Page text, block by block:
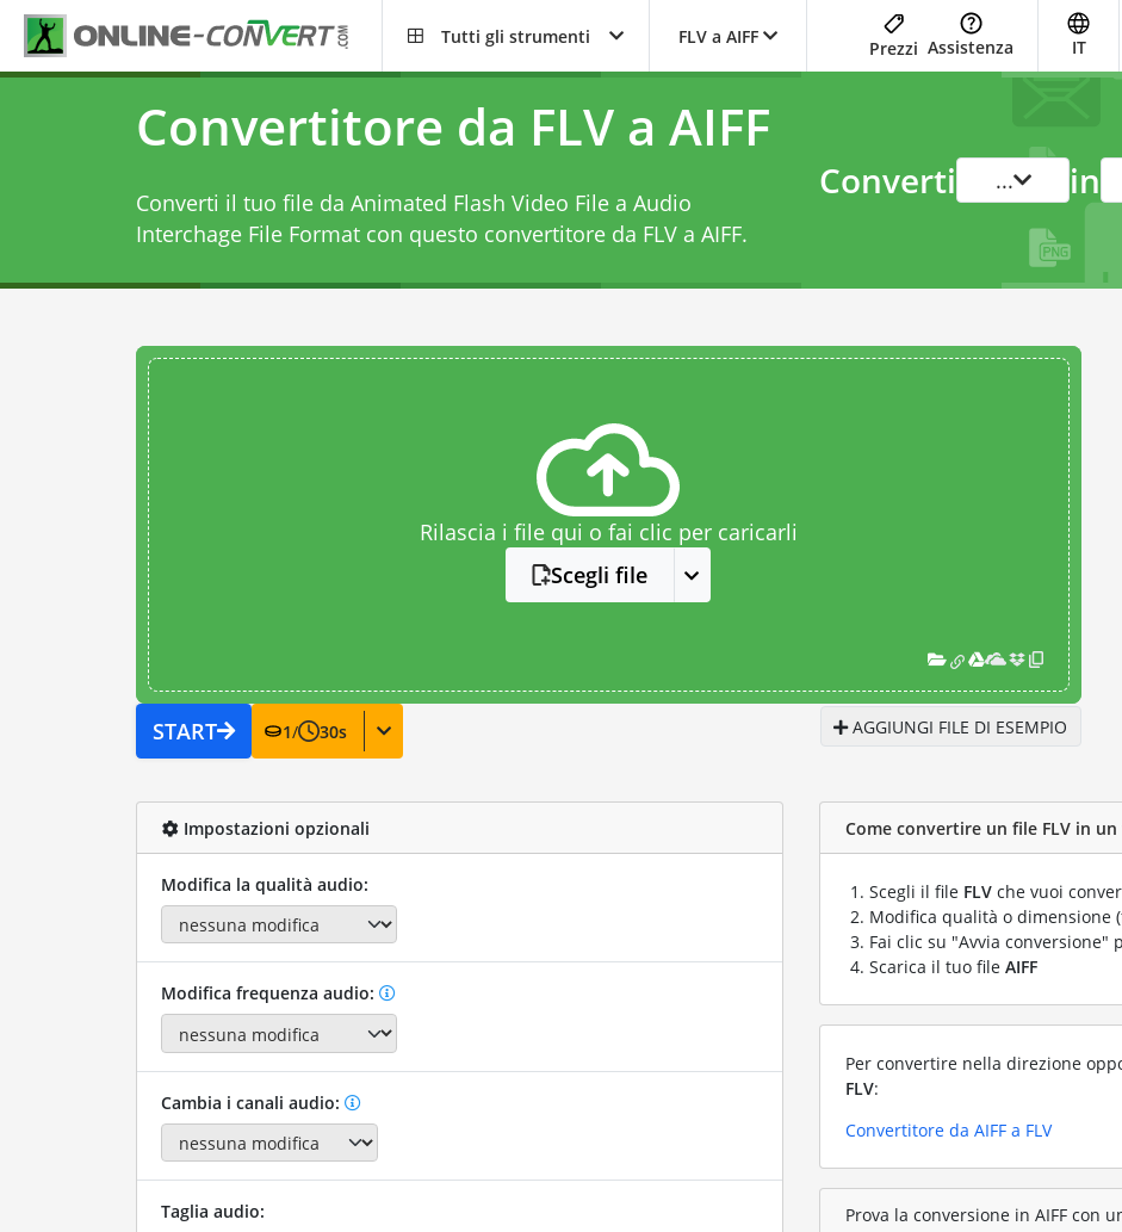
Tutti gli strumenti FLV a AIFF
Prezzi Assistenza IT
Convertitore da FLV a AIFF
Converti il tuo file da Animated Flash Video File a Audio
Interchage File Format con questo convertitore da FLV a AIFF.
Converti ... in
Rilascia i file qui o fai clic per caricarli
Scegli file
START 1/ 30s AGGIUNGI FILE DI ESEMPIO
Impostazioni opzionali
Modifica la qualità audio:
Modifica frequenza audio:
Cambia i canali audio:
Taglia audio:
Come convertire un file FLV in un
Scegli il file FLV che vuoi
Modifica qualità o dimensione
Fai clic su "Avvia
Scarica il tuo file AIFF
Per convertire nella direzione
FLV:
Convertitore da AIFF a FLV
Prova la conversione in AIFF con